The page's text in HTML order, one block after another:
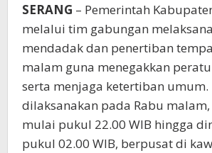
SERANG – Pemerintah
melalui tim gabungan
mendadak dan penertiban
malam guna menegakkan
serta menjaga ketertiban umum.
dilaksanakan pada Rabu malam,
mulai pukul 22.00 WIB hingga
pukul 02.00 WIB, berpusat di